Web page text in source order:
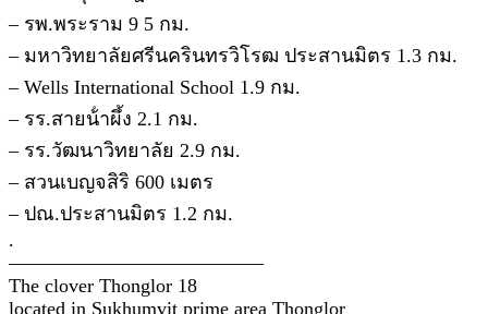
– รพ.พระราม 9 5 กม.
– มหาวิทยาลัยศรีนครินทรวิโรฒ ประสานมิตร 1.3 กม.
– Wells International School 1.9 กม.
– รร.สายน้ําผึ้ง 2.1 กม.
– รร.วัฒนาวิทยาลัย 2.9 กม.
– สวนเบญจสิริ 600 เมตร
– ปณ.ประสานมิตร 1.2 กม.
.
—————————————
The clover Thonglor 18
located in Sukhumvit prime area Thonglor